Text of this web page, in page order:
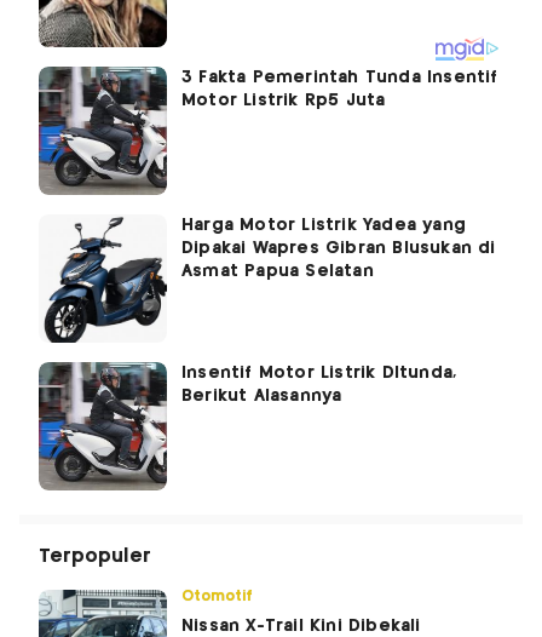
3 Fakta Pemerintah Tunda Insentif
Motor Listrik Rp5 Juta
Harga Motor Listrik Yadea yang
Dipakai Wapres Gibran Blusukan di
Asmat Papua Selatan
Insentif Motor Listrik DItunda,
Berikut Alasannya
Terpopuler
Otomotif
Nissan X-Trail Kini Dibekali